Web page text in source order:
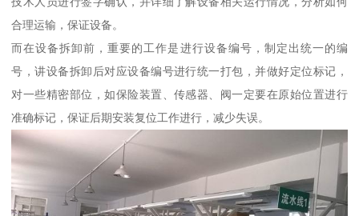
合理运输，保证设备。
而在设备拆卸前，重要的工作是进行设备编号，制定出统一的编
号，讲设备拆卸后对应设备编号进行统一打包，并做好定位标记，
对一些精密部位，如保险装置、传感器、阀一定要在原始位置进行
准确标记，保证后期安装复位工作进行，减少失误。